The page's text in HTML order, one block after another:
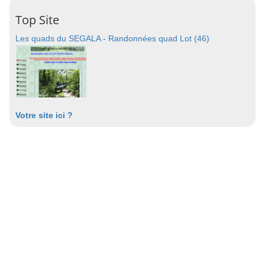
Top Site
Les quads du SEGALA - Randonnées quad Lot (46)
Votre site ici ?